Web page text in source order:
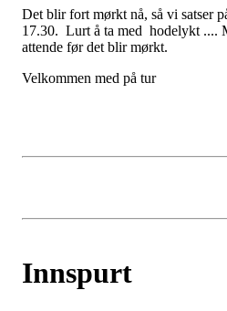
Det blir fort mørkt nå, så vi satser
17.30. Lurt å ta med hodelykt ....
attende før det blir mørkt.
Velkommen med på tur
Innspurt